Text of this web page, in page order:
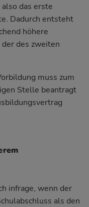
das erste
Dadurch entsteht
höhere
des zweiten
muss zum
Stelle beantragt
infrage, wenn der
als den